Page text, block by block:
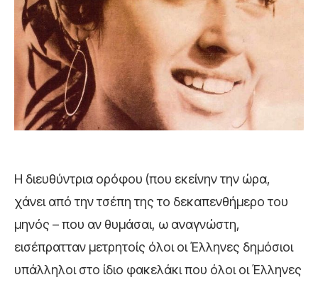
Η διευθύντρια ορόφου (που εκείνην την ώρα,
χάνει από την τσέπη της το δεκαπενθήμερο του
μηνός – που αν θυμάσαι, ω αναγνώστη,
εισέπρατταν μετρητοίς όλοι οι Έλληνες δημόσιοι
υπάλληλοι στο ίδιο φακελάκι που όλοι οι Έλληνες